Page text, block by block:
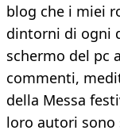
blog che i miei
dintorni di ogni
schermo del pc
commenti,
della Messa
loro autori sono